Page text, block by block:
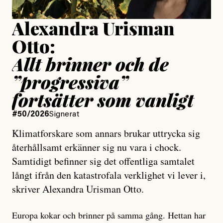
Alexandra Urisman
Otto:
Allt brinner och de
”progressiva”
fortsätter som vanligt
#50/2026Signerat
Klimatforskare som annars brukar uttrycka sig
återhållsamt erkänner sig nu vara i chock.
Samtidigt befinner sig det offentliga samtalet
långt ifrån den katastrofala verklighet vi lever i,
skriver Alexandra Urisman Otto.
Europa kokar och brinner på samma gång. Hettan har